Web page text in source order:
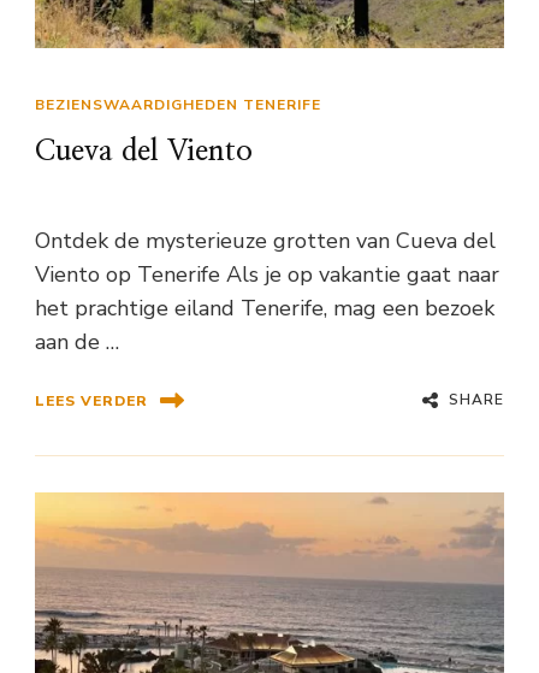
BEZIENSWAARDIGHEDEN TENERIFE
Cueva del Viento
Ontdek de mysterieuze grotten van Cueva del
Viento op Tenerife Als je op vakantie gaat naar
het prachtige eiland Tenerife, mag een bezoek
aan de …
LEES VERDER SHARE